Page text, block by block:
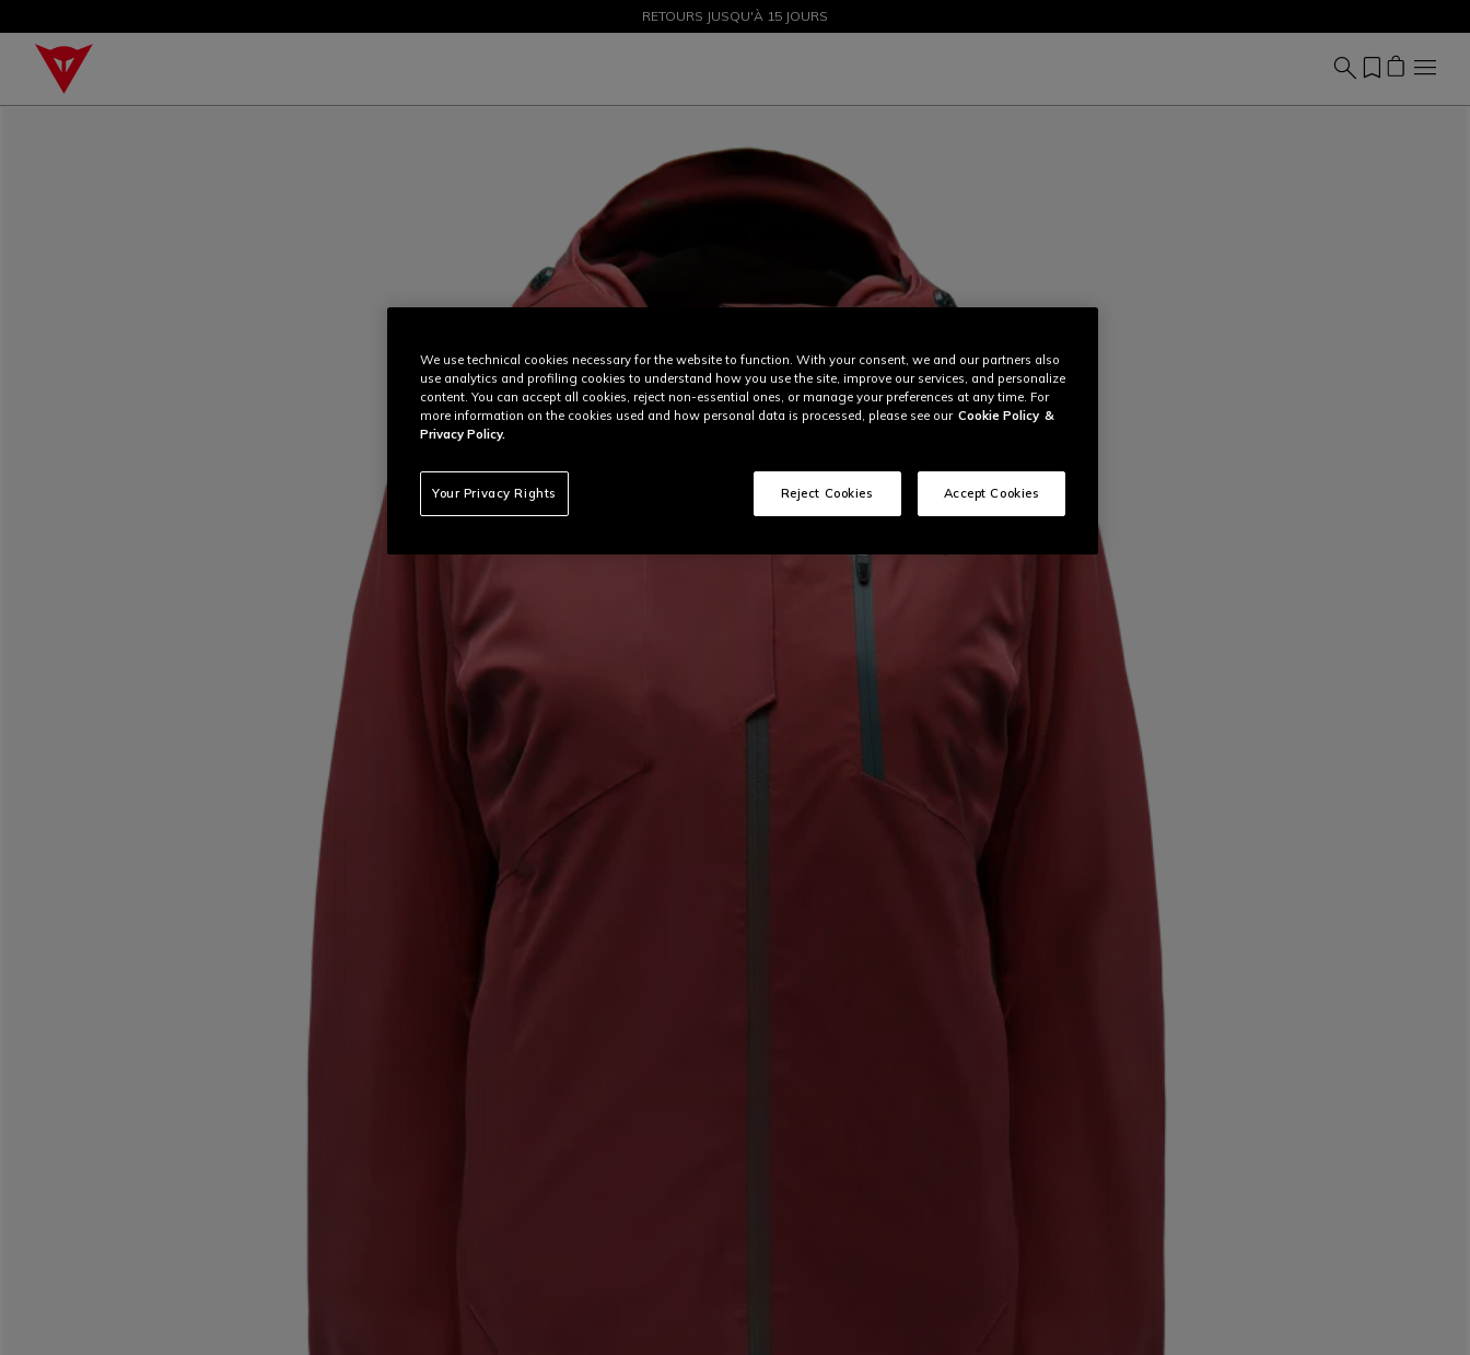
SOLDES JUSQU'À-50 % – ACHETEZ MAINTENANT
RETOURS JUSQU'À 15 JOURS
We use technical cookies necessary for the website to function. With your consent, we and our partners also
use analytics and profiling cookies to understand how you use the site, improve our services, and personalize
content. You can accept all cookies, reject non-essential ones, or manage your preferences at any time. For
more information on the cookies used and how personal data is processed, please see our Cookie Policy &
Privacy Policy.
Your Privacy Rights Reject Cookies Accept Cookies